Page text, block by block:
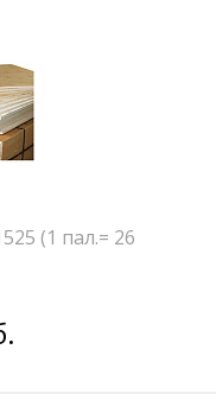
(1 пал.= 26